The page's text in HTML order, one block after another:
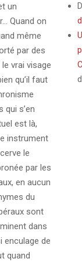
un
Quand on
même
par des
vrai visage
qu’il faut
s’en
est là,
instrument
le
par les
en aucun
du
sont
dans
enculage de
quand